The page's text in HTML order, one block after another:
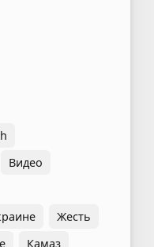
Видео
Жесть
Камаз